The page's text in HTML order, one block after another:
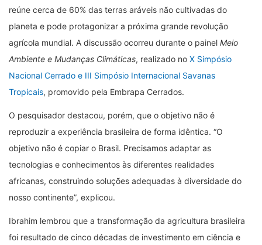
reúne cerca de 60% das terras aráveis não cultivadas do
planeta e pode protagonizar a próxima grande revolução
agrícola mundial. A discussão ocorreu durante o painel Meio
Ambiente e Mudanças Climáticas, realizado no X Simpósio
Nacional Cerrado e III Simpósio Internacional Savanas
Tropicais, promovido pela Embrapa Cerrados.
O pesquisador destacou, porém, que o objetivo não é
reproduzir a experiência brasileira de forma idêntica. “O
objetivo não é copiar o Brasil. Precisamos adaptar as
tecnologias e conhecimentos às diferentes realidades
africanas, construindo soluções adequadas à diversidade do
nosso continente”, explicou.
Ibrahim lembrou que a transformação da agricultura brasileira
foi resultado de cinco décadas de investimento em ciência e